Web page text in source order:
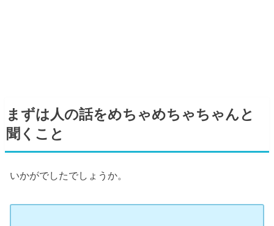
まずは人の話をめちゃめちゃちゃんと
聞くこと
いかがでしたでしょうか。